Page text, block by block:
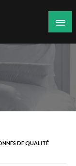
DE QUALITÉ